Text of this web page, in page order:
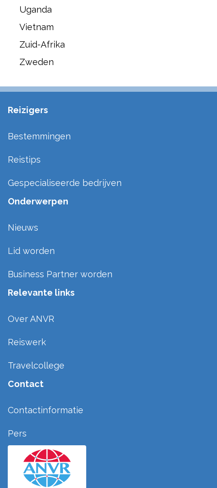
Uganda
Vietnam
Zuid-Afrika
Zweden
Reizigers
Bestemmingen
Reistips
Gespecialiseerde bedrijven
Onderwerpen
Nieuws
Lid worden
Business Partner worden
Relevante links
Over ANVR
Reiswerk
Travelcollege
Contact
Contactinformatie
Pers